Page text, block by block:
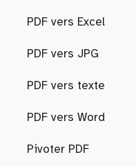
PDF vers Excel
PDF vers JPG
PDF vers texte
PDF vers Word
Pivoter PDF